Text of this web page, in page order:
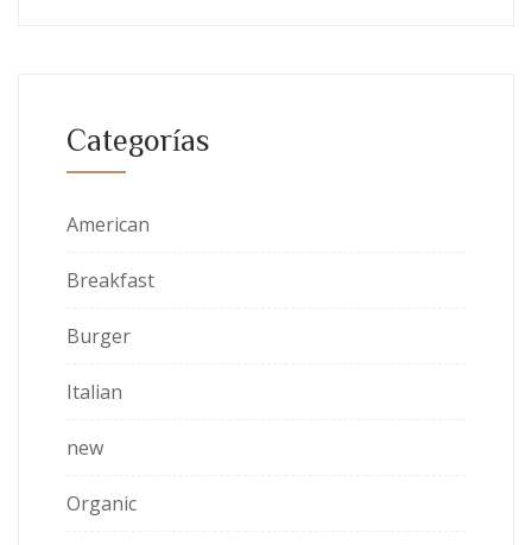
Categorías
American
Breakfast
Burger
Italian
new
Organic